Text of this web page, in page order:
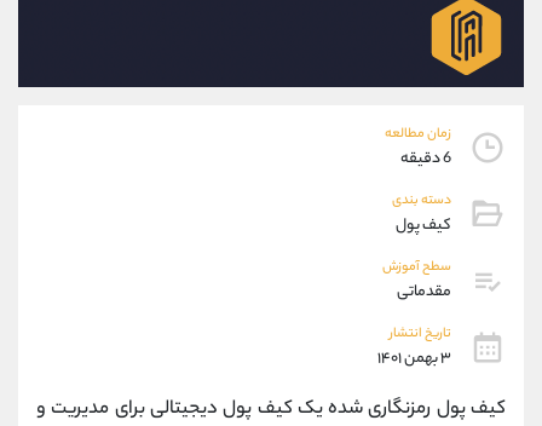
زمان مطالعه
6 دقیقه
دسته بندی
کیف پول
سطح آموزش
مقدماتی
تاریخ انتشار
۳ بهمن ۱۴۰۱
کیف پول رمزنگاری شده یک کیف پول دیجیتالی برای مدیریت و
واتساپ
تلگرام
پشتیبان فروش
موبایل
واتساپ
داخلی
اطلاعات تماس (دفتر فروش)
تلفن 021-22021030